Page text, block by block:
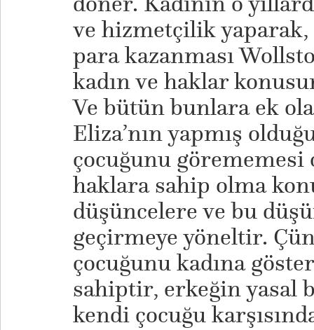
ve hizmetçilik
para kazanması
kadın ve haklar
Ve bütün bunlara ek
Eliza’nın yapmış
çocuğunu
haklara sahip olma
düşüncelere ve bu
geçirmeye yöneltir.
çocuğunu kadına
sahiptir, erkeğin yasal
kendi çocuğu